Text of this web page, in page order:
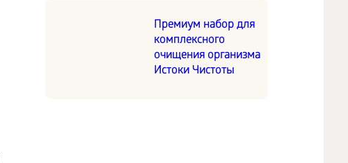
Премиум набор для
комплексного
очищения организма
Истоки Чистоты